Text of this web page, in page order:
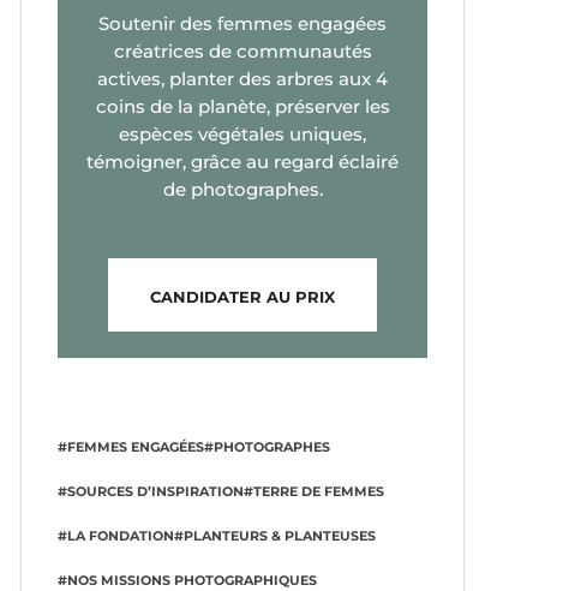
Soutenir des femmes engagées
créatrices de communautés
actives, planter des arbres aux 4
coins de la planète, préserver les
espèces végétales uniques,
témoigner, grâce au regard éclairé
de photographes.
CANDIDATER AU PRIX
#FEMMES ENGAGÉES#PHOTOGRAPHES
#SOURCES D’INSPIRATION#TERRE DE FEMMES
#LA FONDATION#PLANTEURS & PLANTEUSES
#NOS MISSIONS PHOTOGRAPHIQUES